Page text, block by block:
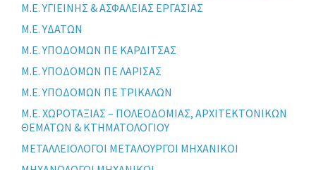
Μ.Ε. ΥΓΙΕΙΝΗΣ & ΑΣΦΑΛΕΙΑΣ ΕΡΓΑΣΙΑΣ
Μ.Ε. ΥΔΑΤΩΝ
Μ.Ε. ΥΠΟΔΟΜΩΝ ΠΕ ΚΑΡΔΙΤΣΑΣ
Μ.Ε. ΥΠΟΔΟΜΩΝ ΠΕ ΛΑΡΙΣΑΣ
Μ.Ε. ΥΠΟΔΟΜΩΝ ΠΕ ΤΡΙΚΑΛΩΝ
Μ.Ε. ΧΩΡΟΤΑΞΙΑΣ – ΠΟΛΕΟΔΟΜΙΑΣ, ΑΡΧΙΤΕΚΤΟΝΙΚΩΝ
ΘΕΜΑΤΩΝ & ΚΤΗΜΑΤΟΛΟΓΙΟΥ
ΜΕΤΑΛΛΕΙΟΛΟΓΟΙ ΜΕΤΑΛΟΥΡΓΟΙ ΜΗΧΑΝΙΚΟΙ